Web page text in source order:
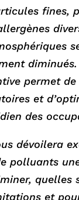
fines,
diminués.
permet
et
des
dévoilera
polluants
quelles
et